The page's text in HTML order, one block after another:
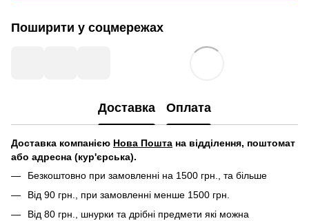
Поширити у соцмережах
Доставка Оплата
Доставка компанією Нова Пошта на відділення, поштомат
або адресна (кур'єрська).
Безкоштовно при замовленні на 1500 грн., та більше
Від 90 грн., при замовленні менше 1500 грн.
Від 80 грн., шнурки та дрібні предмети які можна